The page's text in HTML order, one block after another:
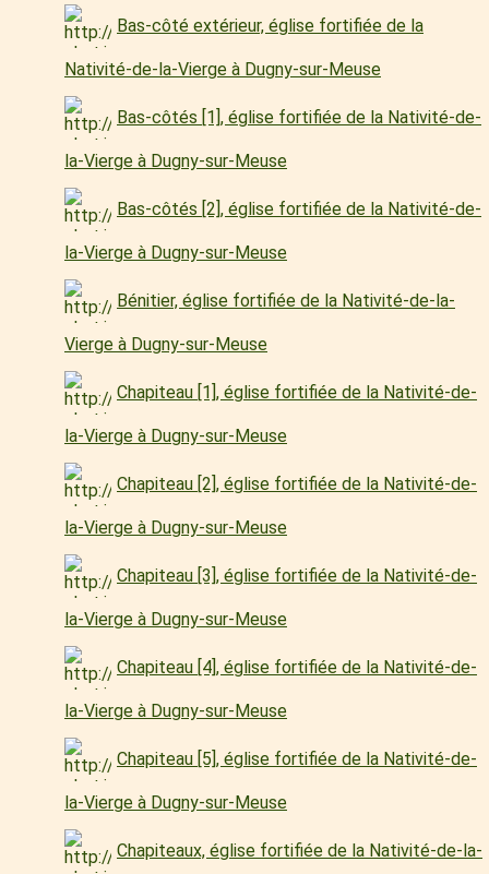
Bas-côté extérieur, église fortifiée de la
Nativité-de-la-Vierge à Dugny-sur-Meuse
Bas-côtés [1], église fortifiée de la Nativité-de-
la-Vierge à Dugny-sur-Meuse
Bas-côtés [2], église fortifiée de la Nativité-de-
la-Vierge à Dugny-sur-Meuse
Bénitier, église fortifiée de la Nativité-de-la-
Vierge à Dugny-sur-Meuse
Chapiteau [1], église fortifiée de la Nativité-de-
la-Vierge à Dugny-sur-Meuse
Chapiteau [2], église fortifiée de la Nativité-de-
la-Vierge à Dugny-sur-Meuse
Chapiteau [3], église fortifiée de la Nativité-de-
la-Vierge à Dugny-sur-Meuse
Chapiteau [4], église fortifiée de la Nativité-de-
la-Vierge à Dugny-sur-Meuse
Chapiteau [5], église fortifiée de la Nativité-de-
la-Vierge à Dugny-sur-Meuse
Chapiteaux, église fortifiée de la Nativité-de-la-